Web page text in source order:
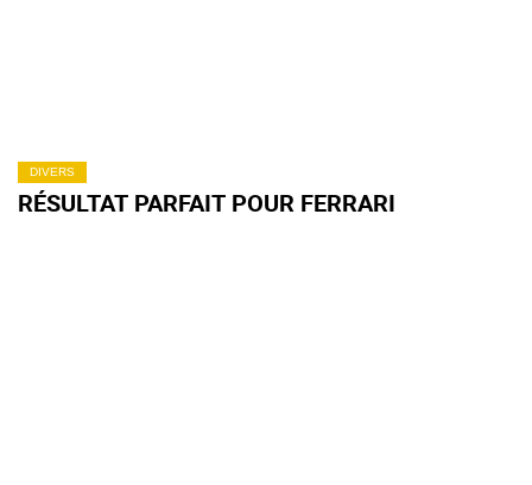
DIVERS
RÉSULTAT PARFAIT POUR FERRARI